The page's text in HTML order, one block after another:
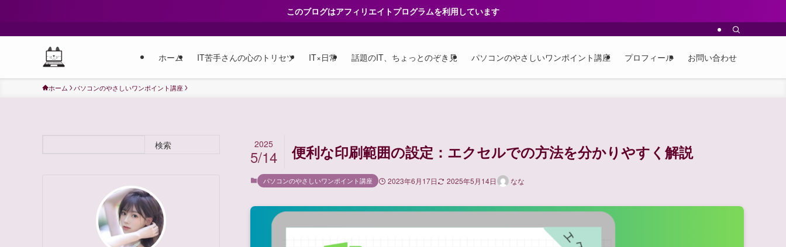
このブログはアフィリエイトプログラムを利用しています
ホーム IT苦手さんの心のトリセツ IT×日常 話題のIT、ちょっとのぞき見 パソコンのやさしいワンポイント講座 プロフィール お問い合わせ
ホーム パソコンのやさしいワンポイント講座
便利な印刷範囲の設定：エクセルでの方法を分かりやすく解説
2025
5/14
パソコンのやさしいワンポイント講座 2023年6月17日 2025年5月14日 なな
検索